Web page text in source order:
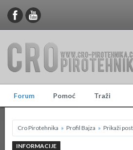
Forum Pomoć Traži
Cro Pirotehnika » Profil Bajza » Prikaži
INFORMACIJE